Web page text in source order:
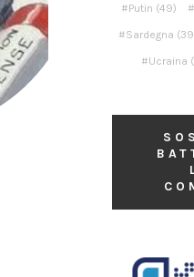
Putin (49)
Sardegna
Ucraina